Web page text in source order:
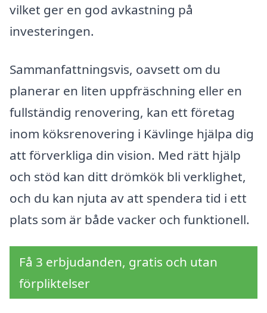
vilket ger en god avkastning på
investeringen.
Sammanfattningsvis, oavsett om du
planerar en liten uppfräschning eller en
fullständig renovering, kan ett företag
inom köksrenovering i Kävlinge hjälpa dig
att förverkliga din vision. Med rätt hjälp
och stöd kan ditt drömkök bli verklighet,
och du kan njuta av att spendera tid i ett
plats som är både vacker och funktionell.
Få 3 erbjudanden, gratis och utan
förpliktelser